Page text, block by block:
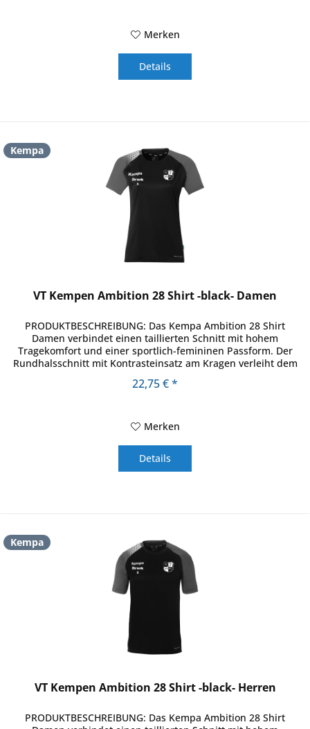
Merken
Details
Kempa
VT Kempen Ambition 28 Shirt -black- Damen
PRODUKTBESCHREIBUNG: Das Kempa Ambition 28 Shirt
Damen verbindet einen taillierten Schnitt mit hohem
Tragekomfort und einer sportlich-femininen Passform. Der
Rundhalsschnitt mit Kontrasteinsatz am Kragen verleiht dem
22,75 € *
Merken
Details
Kempa
VT Kempen Ambition 28 Shirt -black- Herren
PRODUKTBESCHREIBUNG: Das Kempa Ambition 28 Shirt